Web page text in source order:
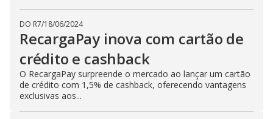
DO R7/18/06/2024
RecargaPay inova com cartão de
crédito e cashback
O RecargaPay surpreende o mercado ao lançar um cartão
de crédito com 1,5% de cashback, oferecendo vantagens
exclusivas aos...